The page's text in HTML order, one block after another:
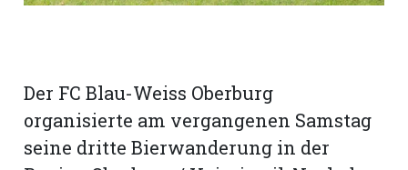
Der FC Blau-Weiss Oberburg
organisierte am vergangenen Samstag
seine dritte Bierwanderung in der